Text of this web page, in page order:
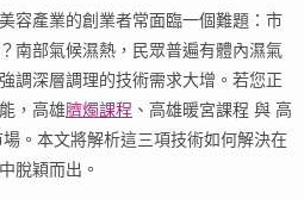
容產業的創業者常面臨一個難題：市
南部氣候濕熱，民眾普遍有體內濕氣
調深層調理的技術需求大增。若您正
，高雄臍燭課程 、高雄暖宮課程 與 高
。本文將解析這三項技術如何解決在
脫穎而出。